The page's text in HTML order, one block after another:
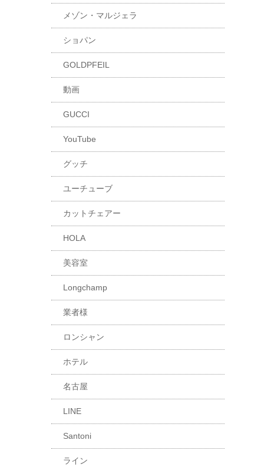
メゾン・マルジェラ
ショパン
GOLDPFEIL
動画
GUCCI
YouTube
グッチ
ユーチューブ
カットチェアー
HOLA
美容室
Longchamp
業者様
ロンシャン
ホテル
名古屋
LINE
Santoni
ライン